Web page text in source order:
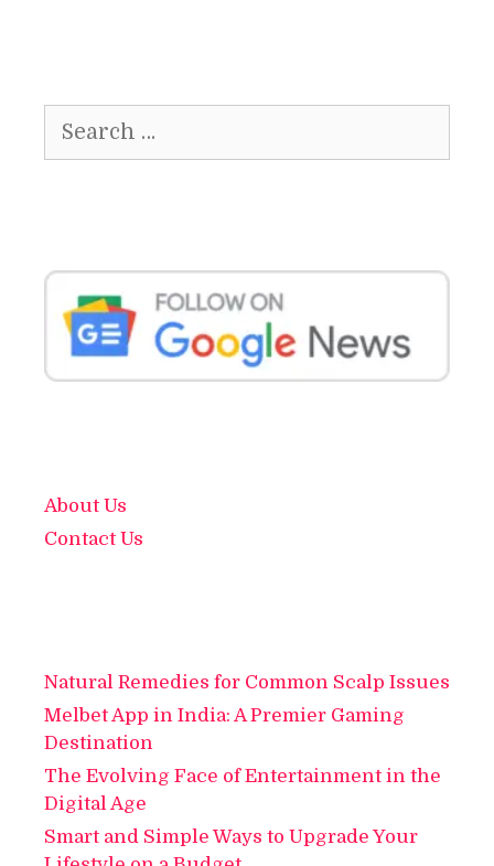
for:
About Us
Contact Us
Natural Remedies for Common Scalp Issues
Melbet App in India: A Premier Gaming
Destination
The Evolving Face of Entertainment in the
Digital Age
Smart and Simple Ways to Upgrade Your